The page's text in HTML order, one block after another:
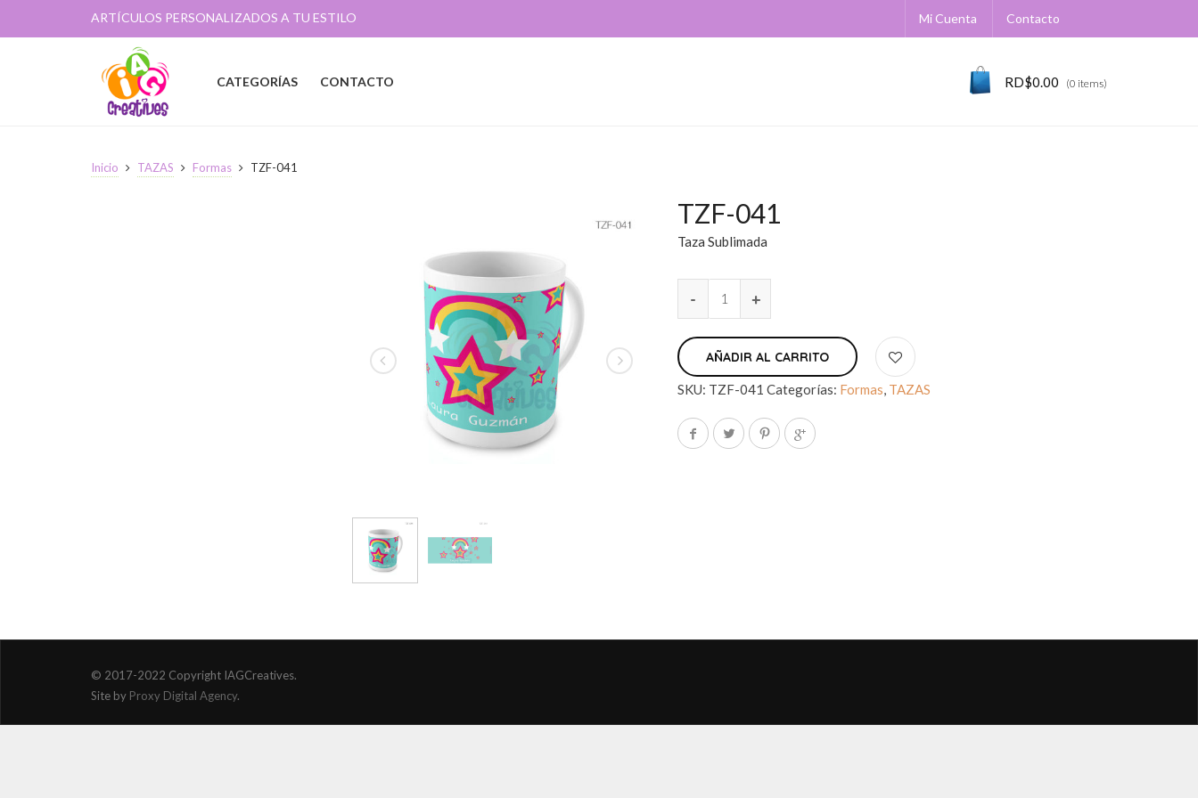
ARTÍCULOS PERSONALIZADOS A TU ESTILO Mi Cuenta Contacto
RD$0.00 (0 items)
CATEGORÍAS CONTACTO
Inicio TAZAS Formas TZF-041
TZF-041
Taza Sublimada
AÑADIR AL CARRITO
SKU: TZF-041 Categorías: Formas, TAZAS
© 2017-2022 Copyright IAGCreatives.
Site by Proxy Digital Agency.